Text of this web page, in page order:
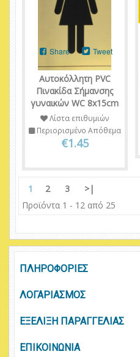
Αυτοκόλλητη PVC
Πινακίδα Σήμανσης
γυναικών WC 8x15cm
Share Tweet
Λίστα επιθυμιών
Περιορισμένο Απόθεμα
€1.45
1 2 3
>|
Προϊόντα 1 - 12 από 25
ΠΛΗΡΟΦΟΡΙΕΣ
ΛΟΓΑΡΙΑΣΜΟΣ
ΕΞΕΛΙΞΗ ΠΑΡΑΓΓΕΛΙΑΣ
ΕΠΙΚΟΙΝΩΝΙΑ